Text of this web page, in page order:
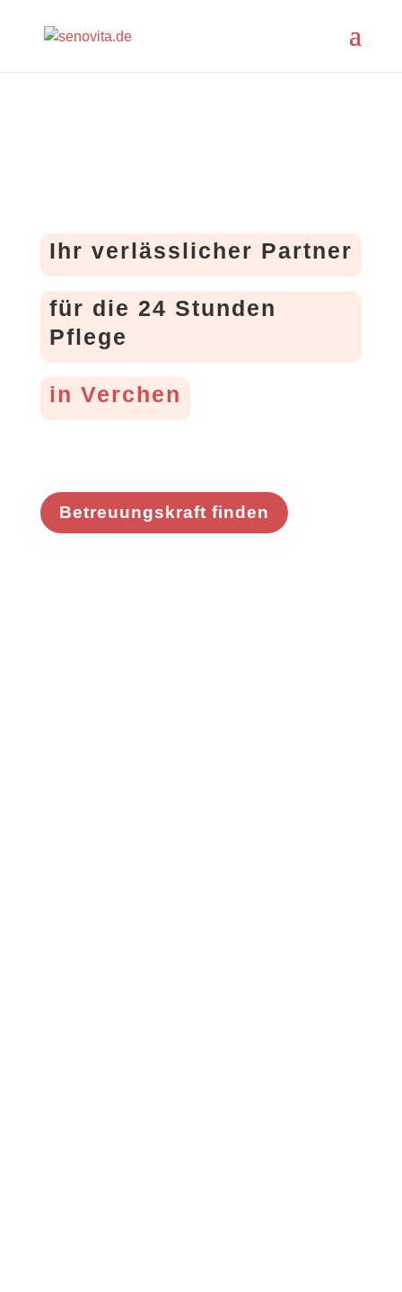
Ihr verlässlicher Partner
für die 24 Stunden
Pflege
in Verchen
Betreuungskraft finden